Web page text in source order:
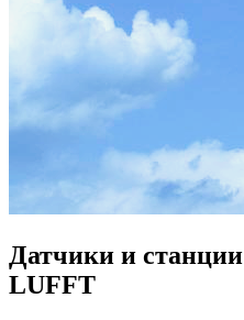
Датчики и станции
LUFFT